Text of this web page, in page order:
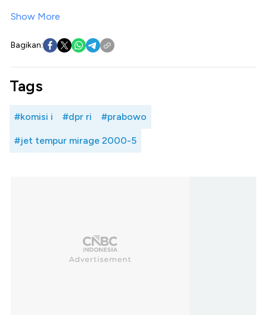
Show More
Bagikan:
Tags
#komisi i #dpr ri #prabowo
#jet tempur mirage 2000-5